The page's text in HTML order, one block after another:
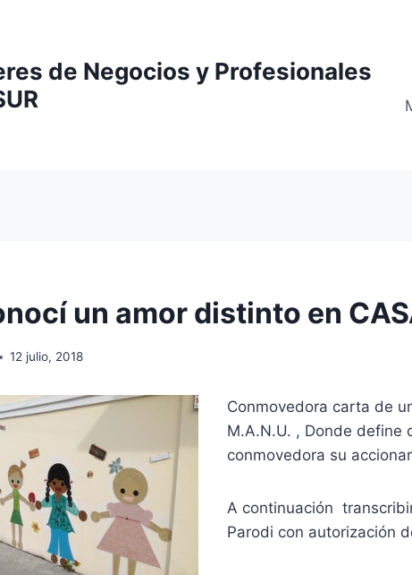
de Negocios y Profesionales
un amor distinto en
12 julio, 2018
Conmovedora carta de
M.A.N.U. , Donde define
conmovedora su
A continuación
Parodi con autorización